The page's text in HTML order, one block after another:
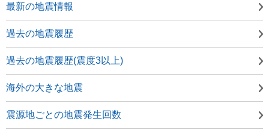
最新の地震情報
過去の地震履歴
過去の地震履歴(震度3以上)
海外の大きな地震
震源地ごとの地震発生回数